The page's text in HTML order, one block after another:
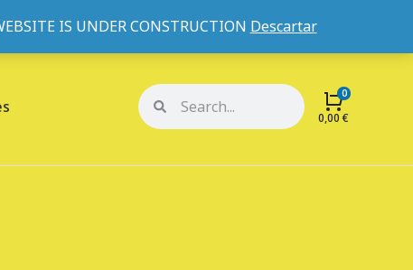
IS UNDER CONSTRUCTION Descartar
Mi cuenta Mis pedidos
0,00€